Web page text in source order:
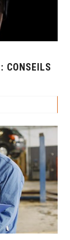
CONSEILS